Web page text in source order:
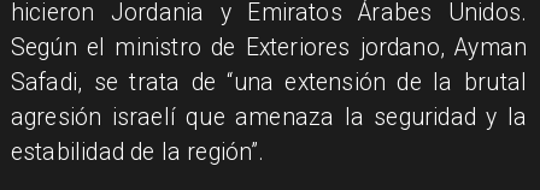
hicieron Jordania y Emiratos Árabes Unidos.
Según el ministro de Exteriores jordano, Ayman
Safadi, se trata de “una extensión de la brutal
agresión israelí que amenaza la seguridad y la
estabilidad de la región”.